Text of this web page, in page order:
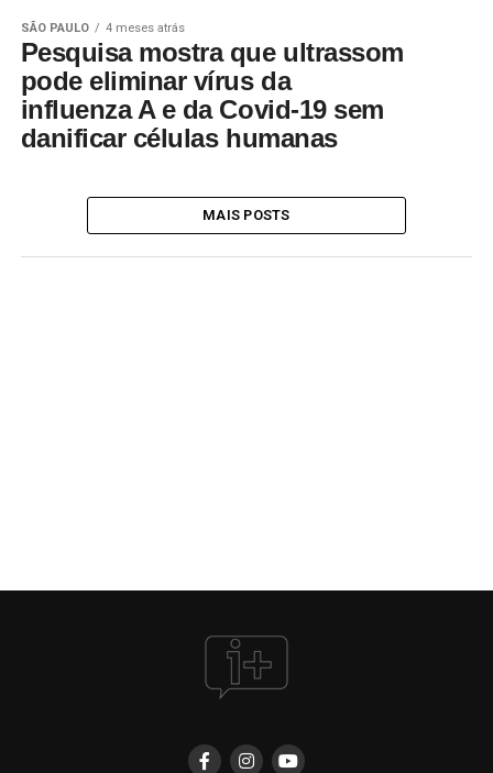
SÃO PAULO 4 meses atrás
Pesquisa mostra que ultrassom
pode eliminar vírus da
influenza A e da Covid-19 sem
danificar células humanas
MAIS POSTS